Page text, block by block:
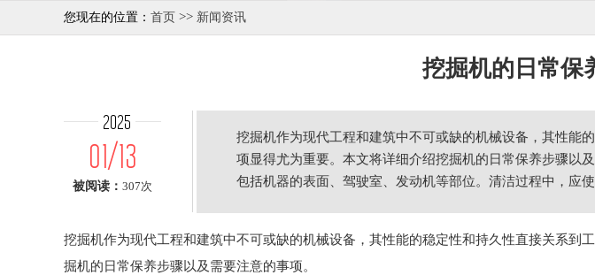
您现在的位置： 首页 >> 新闻资讯
挖掘机的日常保
2025
01/13
被阅读： 307次
挖掘机作为现代工程和建筑中不可或缺的机械设备，其性能
项显得尤为重要。本文将详细介绍挖掘机的日常保养步骤以
包括机器的表面、驾驶室、发动机等部位。清洁过程中，应
挖掘机作为现代工程和建筑中不可或缺的机械设备，其性能的稳定性和持久性直接关系
掘机的日常保养步骤以及需要注意的事项。